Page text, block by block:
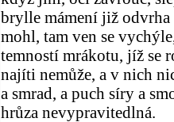
brylle mámení již odvrha
mohl, tam ven se
temností mrákotu, jíž se
najíti nemůže, a v nich
a smrad, a puch síry a
hrůza nevypravitedlná.